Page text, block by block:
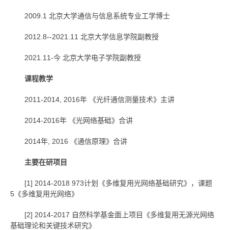
2009.1 北京大学通信与信息系统专业工学博士
2012.8--2021.11 北京大学信息学院副教授
2021.11-今 北京大学电子学院副教授
课程教学
2011-2014, 2016年 《光纤通信测量技术》主讲
2014-2016年 《光网络基础》合讲
2014年, 2016 《通信原理》合讲
主要在研项目
[1] 2014-2018 973计划《多维复用光网络基础研究》，课题
5《多维复用光网络》
[2] 2014-2017 自然科学基金面上项目《多维复用无源光网络
基础理论和关键技术研究》